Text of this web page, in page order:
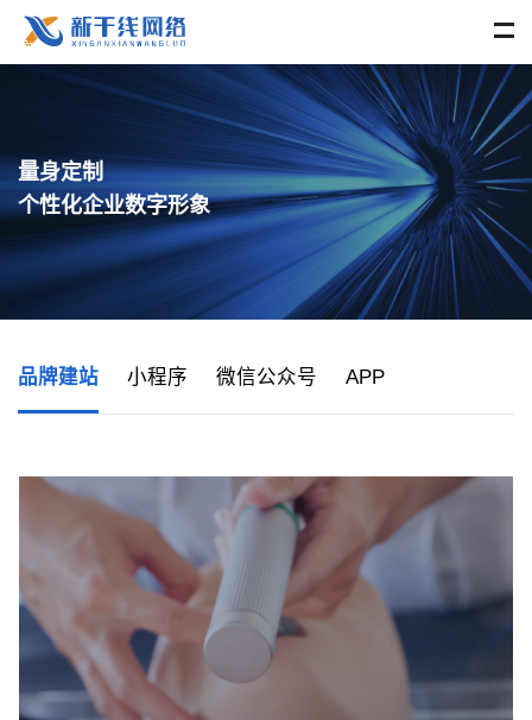
量身定制
个性化企业数字形象
品牌建站 小程序 微信公众号 APP